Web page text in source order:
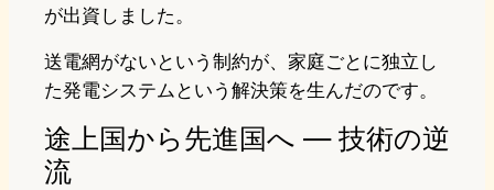
が出資しました。
送電網がないという制約が、家庭ごとに独立し
た発電システムという解決策を生んだのです。
途上国から先進国へ — 技術の逆
流